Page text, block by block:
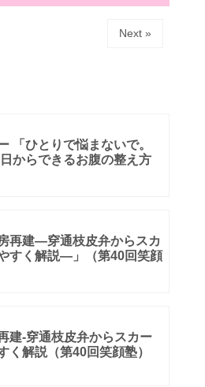
Next »
「ひとりで悩まないで。
からできるお腹の整え方
再建―穿通枝皮弁からスカ
すく解説―」（第40回笑顔
建-穿通枝皮弁からスカー
く解説（第40回笑顔塾）